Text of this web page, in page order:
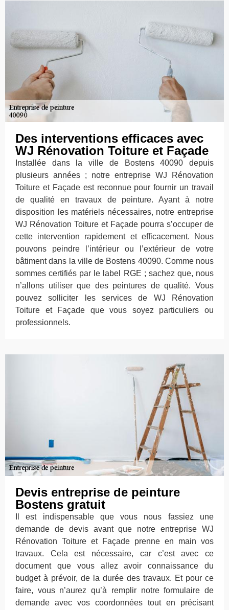
Des interventions efficaces avec
WJ Rénovation Toiture et Façade
Installée dans la ville de Bostens 40090 depuis
plusieurs années ; notre entreprise WJ Rénovation
Toiture et Façade est reconnue pour fournir un travail
de qualité en travaux de peinture. Ayant à notre
disposition les matériels nécessaires, notre entreprise
WJ Rénovation Toiture et Façade pourra s’occuper de
cette intervention rapidement et efficacement. Nous
pouvons peindre l’intérieur ou l’extérieur de votre
bâtiment dans la ville de Bostens 40090. Comme nous
sommes certifiés par le label RGE ; sachez que, nous
n’allons utiliser que des peintures de qualité. Vous
pouvez solliciter les services de WJ Rénovation
Toiture et Façade que vous soyez particuliers ou
professionnels.
Devis entreprise de peinture
Bostens gratuit
Il est indispensable que vous nous fassiez une
demande de devis avant que notre entreprise WJ
Rénovation Toiture et Façade prenne en main vos
travaux. Cela est nécessaire, car c’est avec ce
document que vous allez avoir connaissance du
budget à prévoir, de la durée des travaux. Et pour ce
faire, vous n’aurez qu’à remplir notre formulaire de
demande avec vos coordonnées tout en précisant